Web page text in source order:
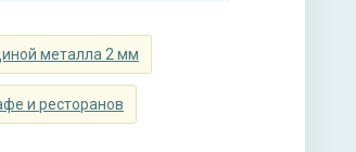
металла 2 мм
и ресторанов